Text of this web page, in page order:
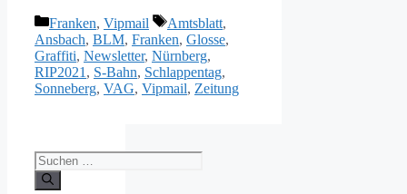
Kategorien
Franken, Vipmail Schlagwörter
Amtsblatt,
Ansbach, BLM, Franken, Glosse,
Graffiti, Newsletter, Nürnberg,
RIP2021 , S-Bahn, Schlappentag,
Sonneberg, VAG, Vipmail, Zeitung
Suche
nach: